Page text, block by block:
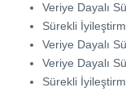
Veriye Dayalı
Sürekli
Veriye Dayalı
Veriye Dayalı
Sürekli